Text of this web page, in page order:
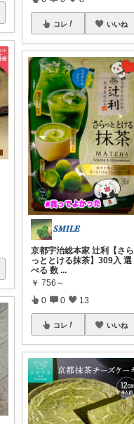
コレ いいね
𝑺𝑴𝑰𝑳𝑬
京都宇治総本家 辻利【さら
っととける抹茶】309入 選
べる 数 ...
￥ 756～
0 0 13
コレ いいね